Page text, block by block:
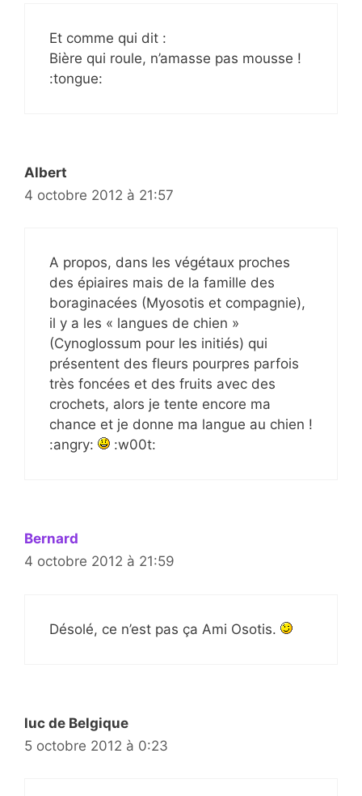
Et comme qui dit :
Bière qui roule, n’amasse pas mousse !
:tongue:
Albert
4 octobre 2012 à 21:57
A propos, dans les végétaux proches
des épiaires mais de la famille des
boraginacées (Myosotis et compagnie),
il y a les « langues de chien »
(Cynoglossum pour les initiés) qui
présentent des fleurs pourpres parfois
très foncées et des fruits avec des
crochets, alors je tente encore ma
chance et je donne ma langue au chien !
:angry:
:w00t:
Bernard
4 octobre 2012 à 21:59
Désolé, ce n’est pas ça Ami Osotis.
luc de Belgique
5 octobre 2012 à 0:23